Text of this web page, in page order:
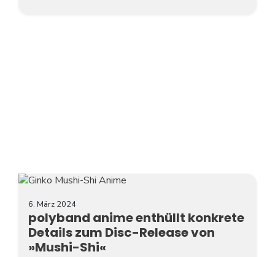
6. März 2024
polyband anime enthüllt konkrete
Details zum Disc-Release von
»Mushi-Shi«